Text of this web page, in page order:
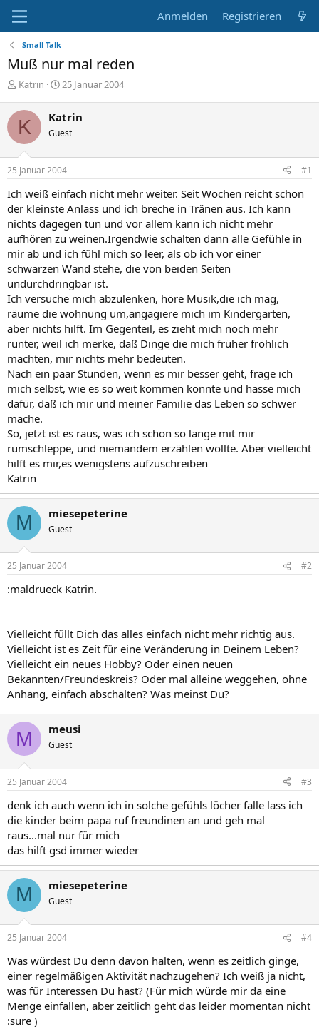
Anmelden Registrieren
Small Talk
Muß nur mal reden
E
s
t
e
l
l
e
Katrin
E
t
e
l
t
m
25 Januar 2004
K Katrin
Guest
25 Januar 2004 #1
Ich weiß einfach nicht mehr weiter. Seit Wochen reicht schon
der kleinste Anlass und ich breche in Tränen aus. Ich kann
nichts dagegen tun und vor allem kann ich nicht mehr
aufhören zu weinen.Irgendwie schalten dann alle Gefühle in
mir ab und ich fühl mich so leer, als ob ich vor einer
schwarzen Wand stehe, die von beiden Seiten
undurchdringbar ist.
Ich versuche mich abzulenken, höre Musik,die ich mag,
räume die wohnung um,angagiere mich im Kindergarten,
aber nichts hilft. Im Gegenteil, es zieht mich noch mehr
runter, weil ich merke, daß Dinge die mich früher fröhlich
machten, mir nichts mehr bedeuten.
Nach ein paar Stunden, wenn es mir besser geht, frage ich
mich selbst, wie es so weit kommen konnte und hasse mich
dafür, daß ich mir und meiner Familie das Leben so schwer
mache.
So, jetzt ist es raus, was ich schon so lange mit mir
rumschleppe, und niemandem erzählen wollte. Aber vielleicht
hilft es mir,es wenigstens aufzuschreiben
Katrin
M miesepeterine
Guest
25 Januar 2004 #2
:maldrueck Katrin.
Vielleicht füllt Dich das alles einfach nicht mehr richtig aus.
Vielleicht ist es Zeit für eine Veränderung in Deinem Leben?
Vielleicht ein neues Hobby? Oder einen neuen
Bekannten/Freundeskreis? Oder mal alleine weggehen, ohne
Anhang, einfach abschalten? Was meinst Du?
M meusi
Guest
25 Januar 2004 #3
denk ich auch wenn ich in solche gefühls löcher falle lass ich
die kinder beim papa ruf freundinen an und geh mal
raus...mal nur für mich
das hilft gsd immer wieder
M miesepeterine
Guest
25 Januar 2004 #4
Was würdest Du denn davon halten, wenn es zeitlich ginge,
einer regelmäßigen Aktivität nachzugehen? Ich weiß ja nicht,
was für Interessen Du hast? (Für mich würde mir da eine
Menge einfallen, aber zeitlich geht das leider momentan nicht
:sure )